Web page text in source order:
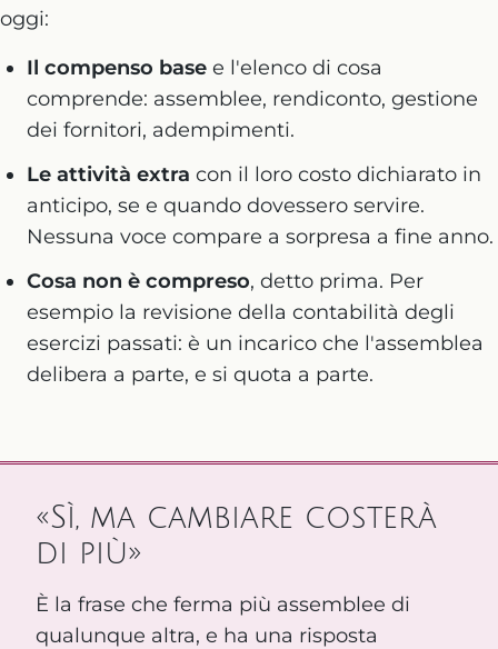
oggi:
Il compenso base e l'elenco di cosa
comprende: assemblee, rendiconto, gestione
dei fornitori, adempimenti.
Le attività extra con il loro costo dichiarato in
anticipo, se e quando dovessero servire.
Nessuna voce compare a sorpresa a fine anno.
Cosa non è compreso, detto prima. Per
esempio la revisione della contabilità degli
esercizi passati: è un incarico che l'assemblea
delibera a parte, e si quota a parte.
«Sì, ma cambiare costerà
di più»
È la frase che ferma più assemblee di
qualunque altra, e ha una risposta